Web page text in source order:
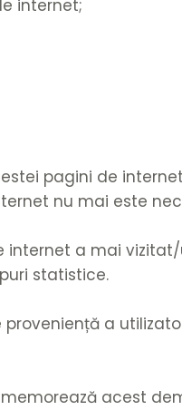
internet;
pagini de
nu mai este
internet a mai
statistice.
a
acest